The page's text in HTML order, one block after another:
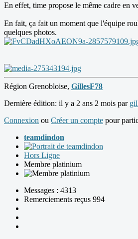
En effet, time propose le même cadre en
En fait, ça fait un moment que l'équipe
quelques photos.
Région Grenobloise, GillesF78
Dernière édition: il y a 2 ans 2 mois par
Connexion ou Créer un compte pour
teamdindon
Hors Ligne
Membre platinium
Messages : 4313
Remerciements reçus 994